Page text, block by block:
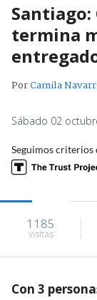
termina
PorCamila
Sábado 02
Seguimos criterios
1185
visitas
Con 3